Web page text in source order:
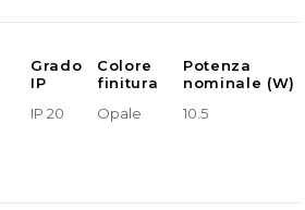
Grado
IP
Colore
finitura
Potenza
nominale (W)
IP 20 Opale 10.5